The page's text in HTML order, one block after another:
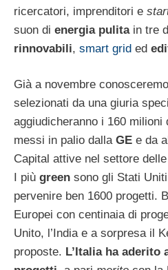
ricercatori, imprenditori e
suon di energia pulitain tre
rinnovabili, smart grid ed
Già a novembre
selezionati da una giuria
aggiudicheranno i 160
messi in palio dalla GE e da
Capital attive nel settore delle
I più green sono gli Stati
pervenire ben 1600 progetti.
Europei con centinaia di
Unito, l’India e a sorpresa il
proposte. L’Italia ha aderito